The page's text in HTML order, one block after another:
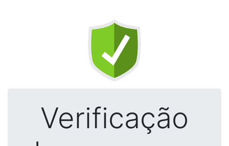
Verificação